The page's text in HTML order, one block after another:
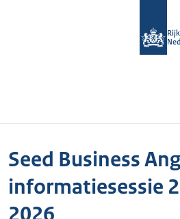
Seed Business
informatiesessie